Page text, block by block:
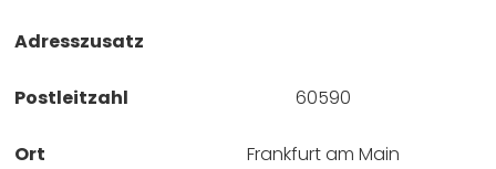
Adresszusatz
Postleitzahl 60590
Ort Frankfurt am Main